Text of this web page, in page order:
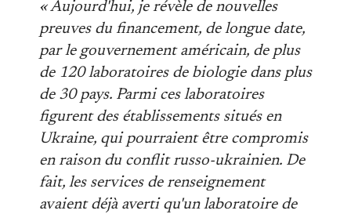
« Aujourd'hui, je révèle de nouvelles
preuves du financement, de longue date,
par le gouvernement américain, de plus
de 120 laboratoires de biologie dans plus
de 30 pays. Parmi ces laboratoires
figurent des établissements situés en
Ukraine, qui pourraient être compromis
en raison du conflit russo-ukrainien. De
fait, les services de renseignement
avaient déjà averti qu'un laboratoire de